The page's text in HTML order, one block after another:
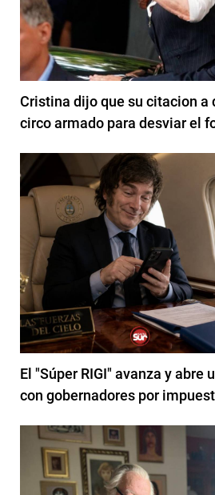
Cristina dijo que su citacion a
circo armado para desviar el
El "Súper RIGI" avanza y abre
con gobernadores por